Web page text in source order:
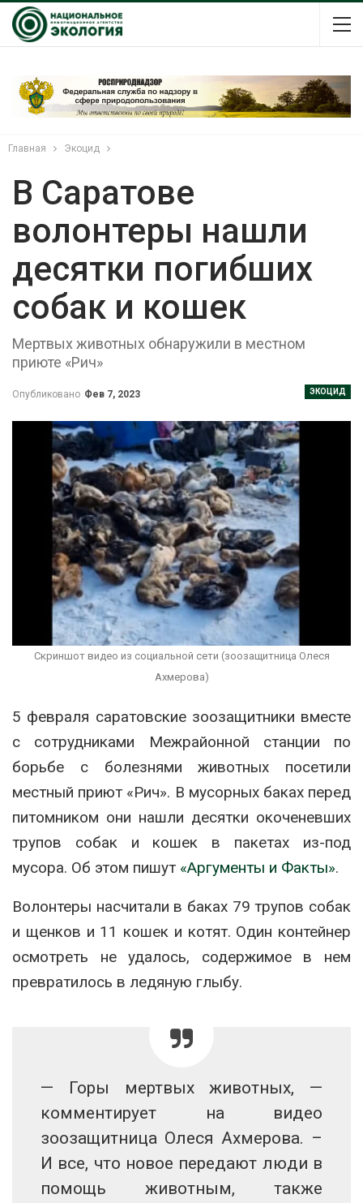
Главная Экоцид
В Саратове
волонтеры нашли
десятки погибших
собак и кошек
Мертвых животных обнаружили в местном
приюте «Рич»
ЭКОЦИД
Опубликовано Фев 7, 2023
Скриншот видео из социальной сети (зоозащитница Олеся
Ахмерова)
5 февраля саратовские зоозащитники вместе
с сотрудниками Межрайонной станции по
борьбе с болезнями животных посетили
местный приют «Рич». В мусорных баках перед
питомником они нашли десятки окоченевших
трупов собак и кошек в пакетах из-под
мусора. Об этом пишут «Аргументы и Факты».
Волонтеры насчитали в баках 79 трупов собак
и щенков и 11 кошек и котят. Один контейнер
осмотреть не удалось, содержимое в нем
превратилось в ледяную глыбу.
— Горы мертвых животных, —
комментирует на видео
зоозащитница Олеся Ахмерова. –
И все, что новое передают люди в
помощь животным, также